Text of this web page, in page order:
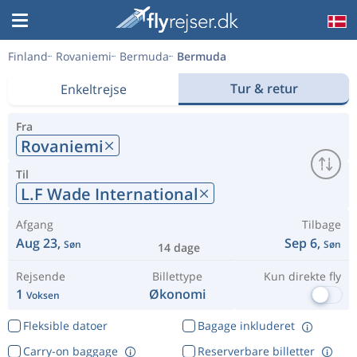
Finland Rovaniemi Bermuda Bermuda
Enkeltrejse Tur & retur
Fra
Rovaniemi
Til
L.F Wade International
Afgang
Aug 23, Søn 14 dage
Tilbage
Sep 6, Søn
Rejsende
1 Voksen
Billettype
Økonomi
Kun direkte fly
Fleksible datoer
Bagage inkluderet
Reserverbare billetter
Carry-on baggage